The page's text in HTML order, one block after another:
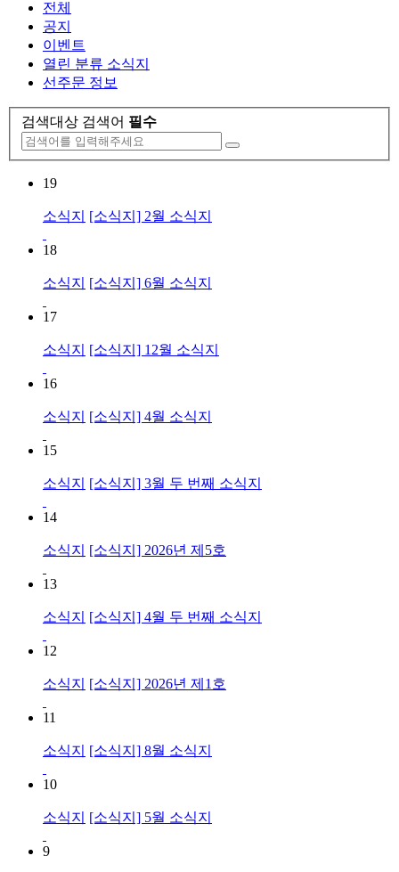
전체
공지
이벤트
열린 분류 소식지
선주문 정보
검색대상 검색어 필수
19
소식지 [소식지] 2월 소식지
18
소식지 [소식지] 6월 소식지
17
소식지 [소식지] 12월 소식지
16
소식지 [소식지] 4월 소식지
15
소식지 [소식지] 3월 두 번째 소식지
14
소식지 [소식지] 2026년 제5호
13
소식지 [소식지] 4월 두 번째 소식지
12
소식지 [소식지] 2026년 제1호
11
소식지 [소식지] 8월 소식지
10
소식지 [소식지] 5월 소식지
9